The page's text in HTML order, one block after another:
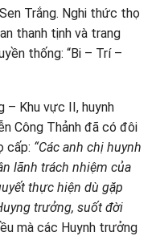
Trắng. Nghi thức thọ
thanh tịnh và trang
thống: “Bi – Trí –
– Khu vực II, huynh
Công Thảnh đã có đôi
cấp: “Các anh chị huynh
lãnh trách nhiệm của
thực hiện dù gặp
trưởng, suốt đời
mà các Huynh trưởng